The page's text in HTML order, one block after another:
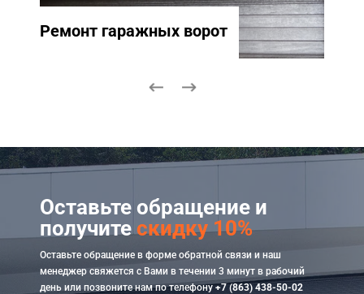
Ремонт гаражных ворот
Оставьте обращение и
получитескидку 10%
Оставьте обращение в форме обратной связи и наш
менеджер свяжется с Вами в течении 3 минут в рабочий
день или позвоните нам по телефону+7 (863) 438-50-02